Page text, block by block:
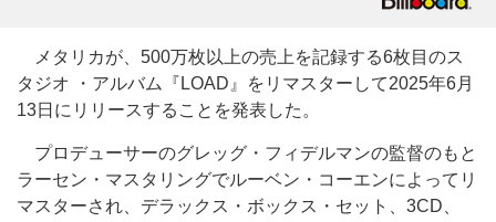
メタリカが、500万枚以上の売上を記録する6枚目のス
タジオ ・アルバム『LOAD』をリマスターして2025年6月
13日にリリースすることを発表した。
プロデューサーのグレッグ・フィデルマンの監督のもと
ラーセン・マスタリングでルーベン・コーエンによってリ
マスターされ、デラックス・ボックス・セット、3CD、